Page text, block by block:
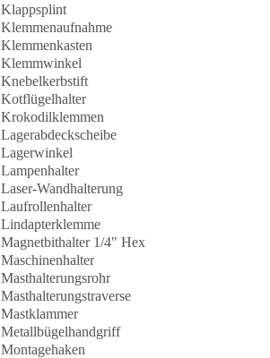
Klappsplint
Klemmenaufnahme
Klemmenkasten
Klemmwinkel
Knebelkerbstift
Kotflügelhalter
Krokodilklemmen
Lagerabdeckscheibe
Lagerwinkel
Lampenhalter
Laser-Wandhalterung
Laufrollenhalter
Lindapterklemme
Magnetbithalter 1/4" Hex
Maschinenhalter
Masthalterungsrohr
Masthalterungstraverse
Mastklammer
Metallbügelhandgriff
Montagehaken